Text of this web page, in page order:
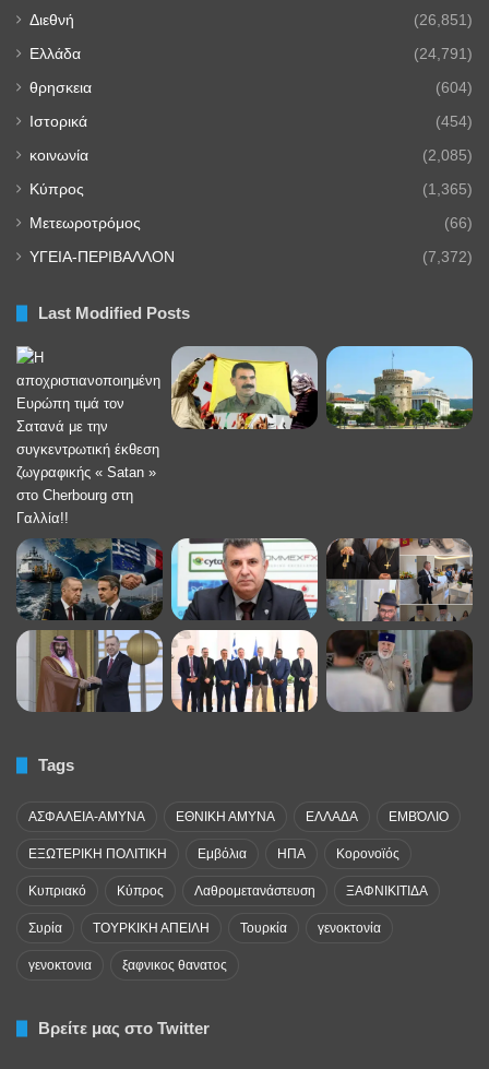
Διεθνή (26,851)
Ελλάδα (24,791)
θρησκεια (604)
Ιστορικά (454)
κοινωνία (2,085)
Κύπρος (1,365)
Μετεωροτρόμος (66)
ΥΓΕΙΑ-ΠΕΡΙΒΑΛΛΟΝ (7,372)
Last Modified Posts
Tags
ΑΣΦΑΛΕΙΑ-ΑΜΥΝΑ ΕΘΝΙΚΗ ΑΜΥΝΑ ΕΛΛΑΔΑ ΕΜΒΌΛΙΟ
ΕΞΩΤΕΡΙΚΗ ΠΟΛΙΤΙΚΗ Εμβόλια ΗΠΑ Κορονοϊός
Κυπριακό Κύπρος Λαθρομετανάστευση ΞΑΦΝΙΚΙΤΙΔΑ
Συρία ΤΟΥΡΚΙΚΗ ΑΠΕΙΛΗ Τουρκία γενοκτονία
γενοκτονια ξαφνικος θανατος
Βρείτε μας στο Twitter